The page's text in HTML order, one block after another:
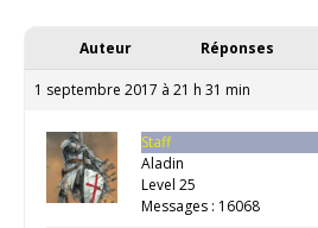
Auteur Réponses
1 septembre 2017 à 21 h 31 min
Staff
Aladin
Level 25
Messages : 16068